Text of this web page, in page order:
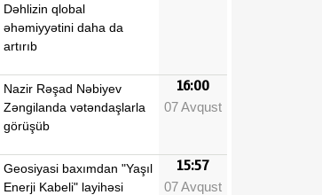
Dəhlizin qlobal
əhəmiyyətini daha da
artırıb
Nazir Rəşad Nəbiyev
Zəngilanda vətəndaşlarla
görüşüb
16:00
07 Avqust
Geosiyasi baxımdan "Yaşıl
Enerji Kabeli" layihəsi
15:57
07 Avqust